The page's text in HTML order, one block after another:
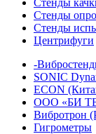
Стенды
Стенды
Центрифуги
-
SONIC
ECON
ООО «БИ
Вибротрон
Гигрометры